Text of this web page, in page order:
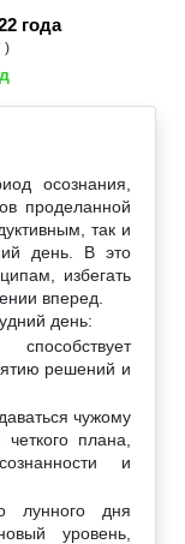
года
)
осознания,
проделанной
так и
день. В это
избегать
вперед.
день:
решений и
чужому
плана,
и
лунного дня
уровень,